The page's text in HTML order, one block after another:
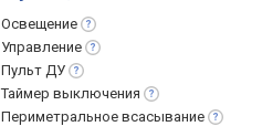
Освещение
Управление
Пульт ДУ
Таймер выключения
Периметральное всасывание